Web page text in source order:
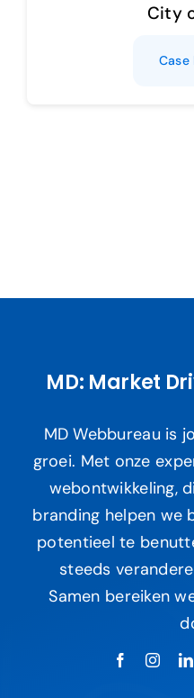
City
Case
MD: Market
MD Webbureau is
groei. Met onze
webontwikkeling,
branding helpen we
potentieel te
steeds
Samen bereiken